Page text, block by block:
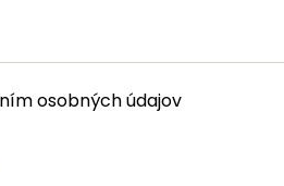
osobných údajov